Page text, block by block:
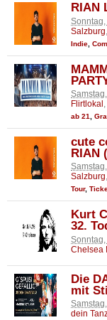
RIAN
Salzburg
Indie
Flirtlokal
ab 21
cute
RIAN
Salzburg
Tour,
Kurt
32.
Chelsea
Die
mit
dein